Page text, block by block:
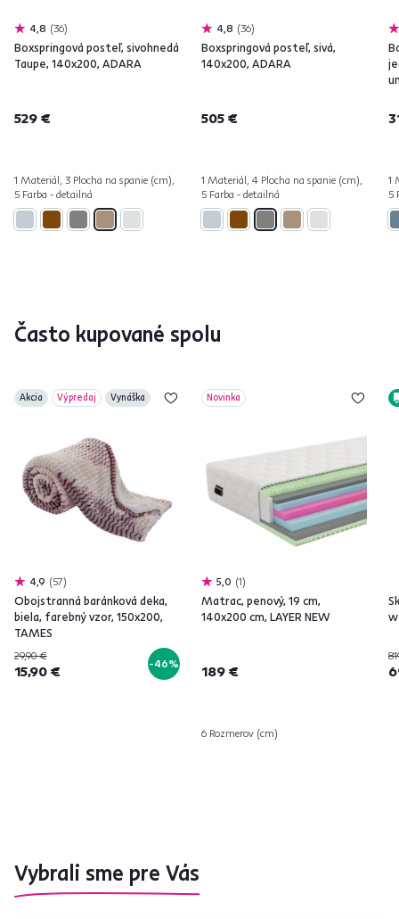
4,8 36
Boxspringová posteľ, sivohnedá
Taupe, 140x200, ADARA
529 €
1 Materiál, 3 Plocha na spanie (cm),
5 Farba - detailná
4,8 36
Boxspringová posteľ, sivá,
140x200, ADARA
505 €
1 Materiál, 4 Plocha na spanie (cm),
5 Farba - detailná
1
5
Často kupované spolu
Akcia Výpredaj Vynáška
4,9 57
Obojstranná baránková deka,
biela, farebný vzor, 150x200,
TAMES
29,90 €
15,90 € -46%
Novinka
5,0 1
Matrac, penový, 19 cm,
140x200 cm, LAYER NEW
189 €
6 Rozmerov (cm)
Vybrali sme pre Vás